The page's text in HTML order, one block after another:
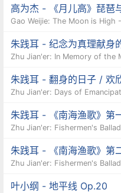
高为杰 - 《月儿高》琵琶
Gao Weijie: The Moon is High
朱践耳 - 纪念为真理献身
Zhu Jian'er: In Memory of the
朱践耳 - 翻身的日子 / 欢
Zhu Jian'er: Days of
朱践耳 - 《南海渔歌》第
Zhu Jian'er: Fishermen's
朱践耳 - 《南海渔歌》第
Zhu Jian'er: Fishermen's
叶小纲 - 地平线 Op.20